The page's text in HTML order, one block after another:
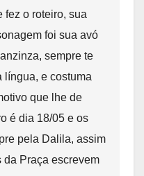
fez o roteiro, sua
foi sua avó
sempre te
língua, e costuma
que lhe de
é dia 18/05 e os
pela Dalila, assim
da Praça escrevem